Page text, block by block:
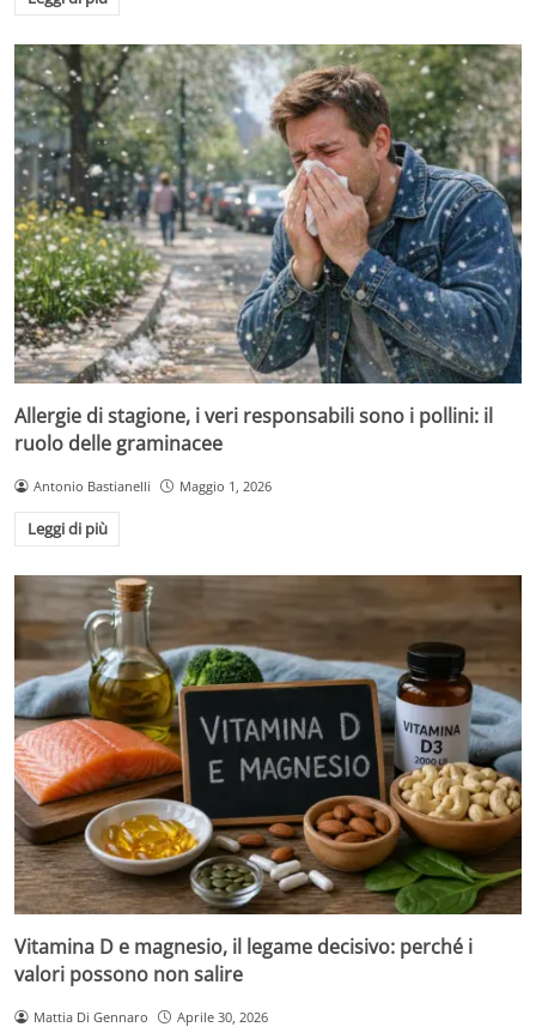
Allergie di stagione, i veri responsabili sono i pollini: il
ruolo delle graminacee
Antonio Bastianelli Maggio 1, 2026
Leggi di più
Vitamina D e magnesio, il legame decisivo: perché i
valori possono non salire
Mattia Di Gennaro Aprile 30, 2026